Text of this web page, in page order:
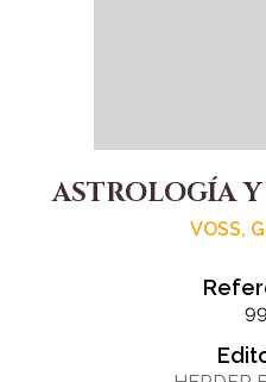
ASTROLOGÍA
VOSS,